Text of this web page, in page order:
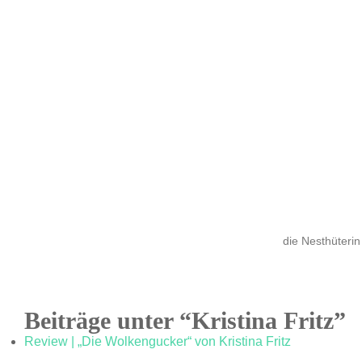
die Nesthüterin
Beiträge unter “Kristina Fritz”
Review | „Die Wolkengucker“ von Kristina Fritz